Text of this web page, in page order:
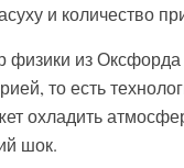
и количество
физики из
то есть
охладить
шок.